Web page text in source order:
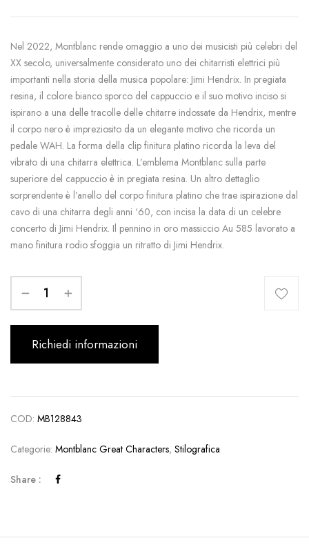
Nel 2022, Montblanc rende omaggio a uno dei musicisti più celebri del
XX secolo, universalmente considerato uno dei chitarristi elettrici più
importanti nella storia della musica popolare: Jimi Hendrix. In pregiata
resina, il colore bianco sporco del cappuccio e il suo motivo inciso si
ispirano a una delle tracolle delle chitarre indossate da Hendrix, mentre
il corpo nero è impreziosito da un elegante motivo che ricorda un
pedale WAH. La forma della clip finitura platino ricorda la leva del
vibrato di una chitarra elettrica. L’emblema Montblanc sulla parte
superiore del cappuccio è in pregiata resina. Un altro dettaglio
sorprendente è l’anello del corpo finitura platino che trae ispirazione dal
cavo di una chitarra degli anni ‘60, con incisa la data di un celebre
concerto di Jimi Hendrix. Il pennino in oro massiccio Au 585 lavorato a
mano finitura rodio sfoggia un ritratto di Jimi Hendrix.
Richiedi informazioni
COD: MB128843
Categorie: Montblanc Great Characters, Stilografica
Share :